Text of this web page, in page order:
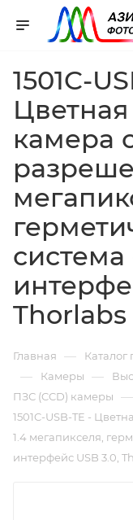
1501C-
камера
Thorlabs
Главная — Каталог
— Камеры —
ПЗС (CCD) камеры —
1501C-USB-TE -
1.4 мегапикселя,
интерфейс USB 3.0,